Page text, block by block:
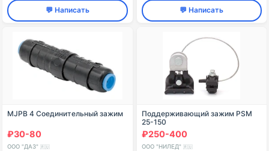
💬 Написать 💬 Написать
MJРВ 4 Соединительный зажим
₽30-80
ООО "ДАЗ" 🇷🇺
Поддерживающий зажим PSM
25-150
₽250-400
ООО "НИЛЕД" 🇷🇺